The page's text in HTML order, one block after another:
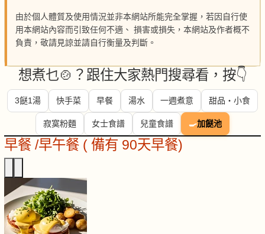
由於個人體質及使用情況並非本網站所能完全掌握，若因自行使
用本網站內容而引致任何不適、 損害或損失，本網站及作者概不
負責，敬請見諒並請自行衡量及判斷。
想煮乜🍲？跟住大家熱門搜尋看，按👇
3餸1湯 快手菜 早餐 湯水 一週煮意 甜品・小食
寂寞粉麵 女士食譜 兒童食譜 🍳加餸池
早餐 /早午餐 ( 備有 90天早餐)